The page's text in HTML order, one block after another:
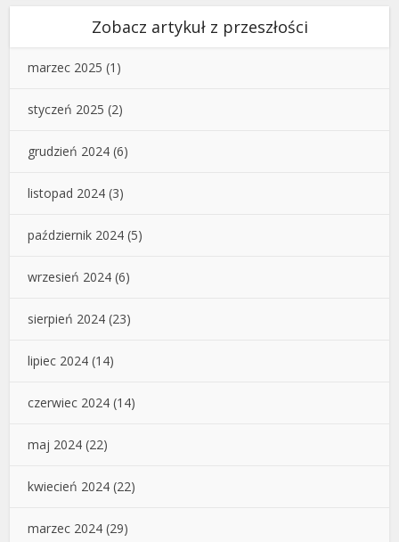
Zobacz artykuł z przeszłości
marzec 2025 (1)
styczeń 2025 (2)
grudzień 2024 (6)
listopad 2024 (3)
październik 2024 (5)
wrzesień 2024 (6)
sierpień 2024 (23)
lipiec 2024 (14)
czerwiec 2024 (14)
maj 2024 (22)
kwiecień 2024 (22)
marzec 2024 (29)